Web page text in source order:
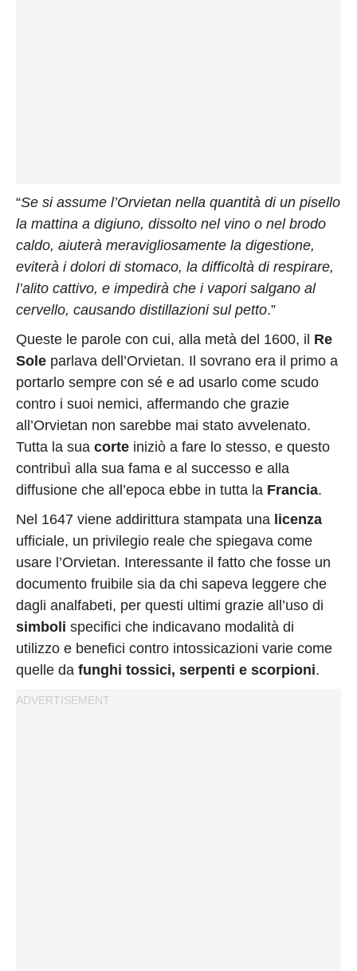
“Se si assume l’Orvietan nella quantità di un pisello
la mattina a digiuno, dissolto nel vino o nel brodo
caldo, aiuterà meravigliosamente la digestione,
eviterà i dolori di stomaco, la difficoltà di respirare,
l’alito cattivo, e impedirà che i vapori salgano al
cervello, causando distillazioni sul petto.”
Queste le parole con cui, alla metà del 1600, il Re
Sole parlava dell’Orvietan. Il sovrano era il primo a
portarlo sempre con sé e ad usarlo come scudo
contro i suoi nemici, affermando che grazie
all’Orvietan non sarebbe mai stato avvelenato.
Tutta la sua corte iniziò a fare lo stesso, e questo
contribuì alla sua fama e al successo e alla
diffusione che all’epoca ebbe in tutta la Francia.
Nel 1647 viene addirittura stampata una licenza
ufficiale, un privilegio reale che spiegava come
usare l’Orvietan. Interessante il fatto che fosse un
documento fruibile sia da chi sapeva leggere che
dagli analfabeti, per questi ultimi grazie all’uso di
simboli specifici che indicavano modalità di
utilizzo e benefici contro intossicazioni varie come
quelle da funghi tossici, serpenti e scorpioni.